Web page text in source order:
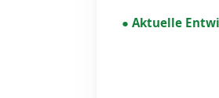
● Aktuelle